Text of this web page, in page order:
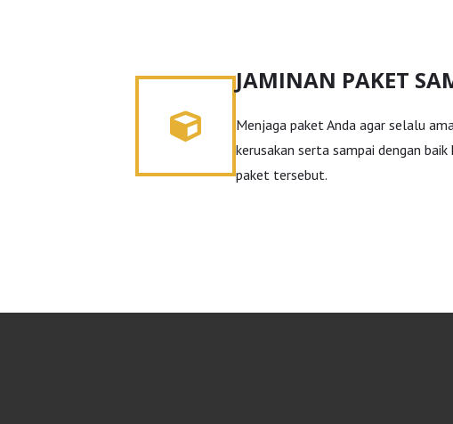
JAMINAN PAKET
Menjaga paket Anda agar selalu
kerusakan serta sampai dengan baik
paket tersebut.